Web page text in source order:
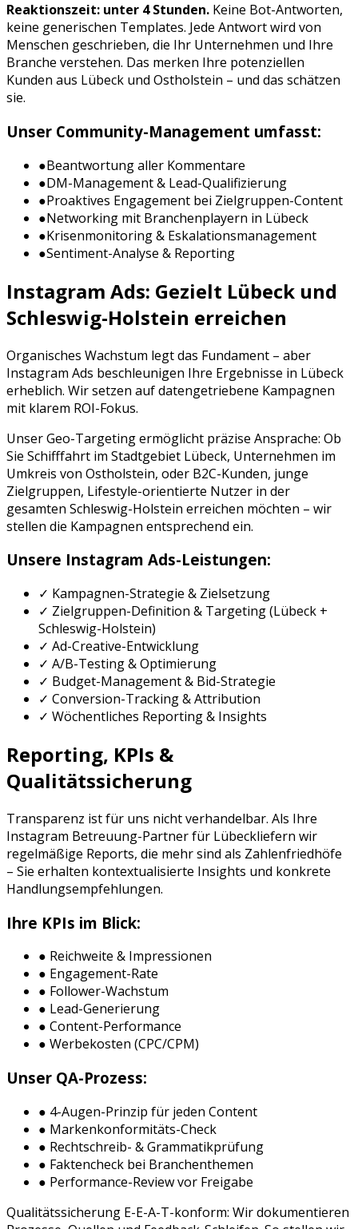
Reaktionszeit: unter 4 Stunden. Keine Bot-Antworten,
keine generischen Templates. Jede Antwort wird von
Menschen geschrieben, die Ihr Unternehmen und Ihre
Branche verstehen. Das merken Ihre potenziellen
Kunden aus Lübeck und Ostholstein – und das schätzen
sie.
Unser Community-Management umfasst:
●Beantwortung aller Kommentare
●DM-Management & Lead-Qualifizierung
●Proaktives Engagement bei Zielgruppen-Content
●Networking mit Branchenplayern in Lübeck
●Krisenmonitoring & Eskalationsmanagement
●Sentiment-Analyse & Reporting
Instagram Ads: Gezielt Lübeck und
Schleswig-Holstein erreichen
Organisches Wachstum legt das Fundament – aber
Instagram Ads beschleunigen Ihre Ergebnisse in Lübeck
erheblich. Wir setzen auf datengetriebene Kampagnen
mit klarem ROI-Fokus.
Unser Geo-Targeting ermöglicht präzise Ansprache: Ob
Sie Schifffahrt im Stadtgebiet Lübeck, Unternehmen im
Umkreis von Ostholstein, oder B2C-Kunden, junge
Zielgruppen, Lifestyle-orientierte Nutzer in der
gesamten Schleswig-Holstein erreichen möchten – wir
stellen die Kampagnen entsprechend ein.
Unsere Instagram Ads-Leistungen:
✓ Kampagnen-Strategie & Zielsetzung
✓ Zielgruppen-Definition & Targeting (Lübeck +
Schleswig-Holstein)
✓ Ad-Creative-Entwicklung
✓ A/B-Testing & Optimierung
✓ Budget-Management & Bid-Strategie
✓ Conversion-Tracking & Attribution
✓ Wöchentliches Reporting & Insights
Reporting, KPIs &
Qualitätssicherung
Transparenz ist für uns nicht verhandelbar. Als Ihre
Instagram Betreuung-Partner für Lübeckliefern wir
regelmäßige Reports, die mehr sind als Zahlenfriedhöfe
– Sie erhalten kontextualisierte Insights und konkrete
Handlungsempfehlungen.
Ihre KPIs im Blick:
● Reichweite & Impressionen
● Engagement-Rate
● Follower-Wachstum
● Lead-Generierung
● Content-Performance
● Werbekosten (CPC/CPM)
Unser QA-Prozess:
● 4-Augen-Prinzip für jeden Content
● Markenkonformitäts-Check
● Rechtschreib- & Grammatikprüfung
● Faktencheck bei Branchenthemen
● Performance-Review vor Freigabe
Qualitätssicherung E-E-A-T-konform: Wir dokumentieren